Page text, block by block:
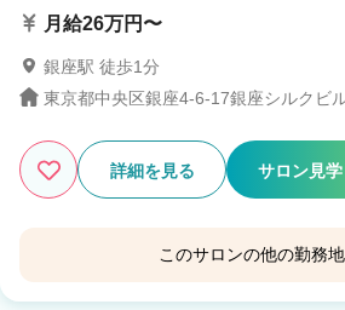
月給26万円〜
銀座駅 徒歩1分
東京都中央区銀座4-6-17銀座シルクビ
詳細を見る サロン見学
このサロンの他の勤務地